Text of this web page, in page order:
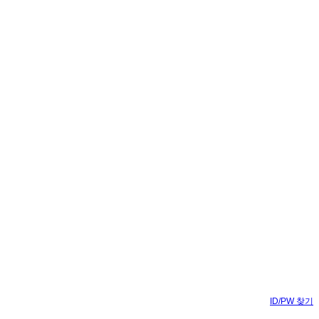
ID/PW 찾기